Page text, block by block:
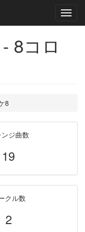
8コロ
8
ジ曲数
19
クル数
2